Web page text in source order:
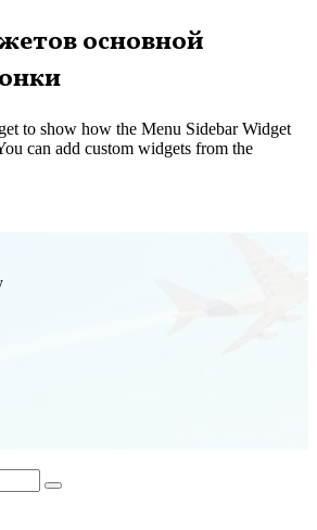
основной
to show how the Menu Sidebar Widget
can add custom widgets from the